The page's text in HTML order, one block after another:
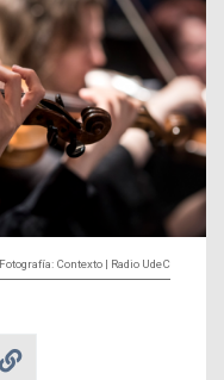
Fotografía: Contexto | Radio UdeC